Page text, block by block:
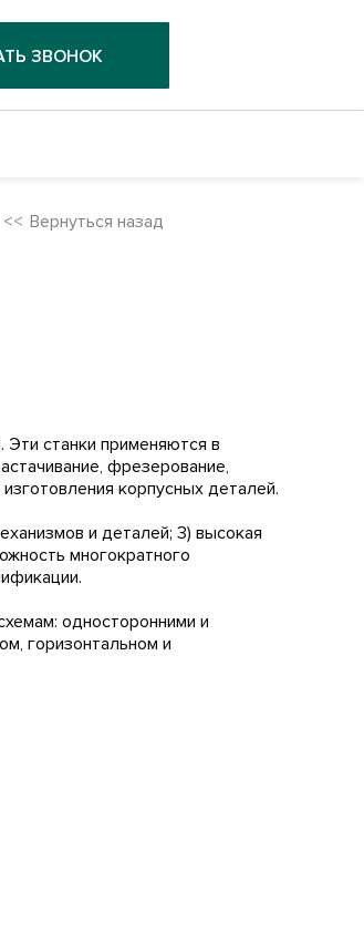
ЗВОНОК
Вернуться назад
Эти станки применяются в
фрезерование,
корпусных деталей.
и деталей; 3) высокая
многократного
односторонними и
горизонтальном и